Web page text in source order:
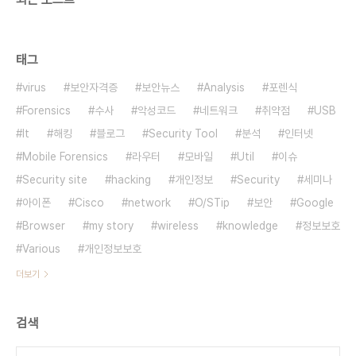
태그
virus 보안자격증 보안뉴스 Analysis
포렌식
Forensics
수사 악성코드 네트워크 취약점
USB
It
해킹 블로그 Security Tool 분석
인터넷
Mobile Forensics
라우터 모바일 Util
이슈
Security site
hacking 개인정보 Security
세미나
아이폰
Cisco network O/STip 보안
Google
Browser
my story wireless knowledge
정보보호
Various
개인정보보호
더보기
검색